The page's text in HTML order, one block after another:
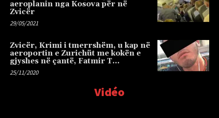
aeroplanin nga Kosova për në
Zvicër
29/05/2021
Zvicër, Krimi i tmerrshëm, u kap në
aeroportin e Zurichüt me kokën e
gjyshes në çantë, Fatmir T…
25/11/2020
Vidéo